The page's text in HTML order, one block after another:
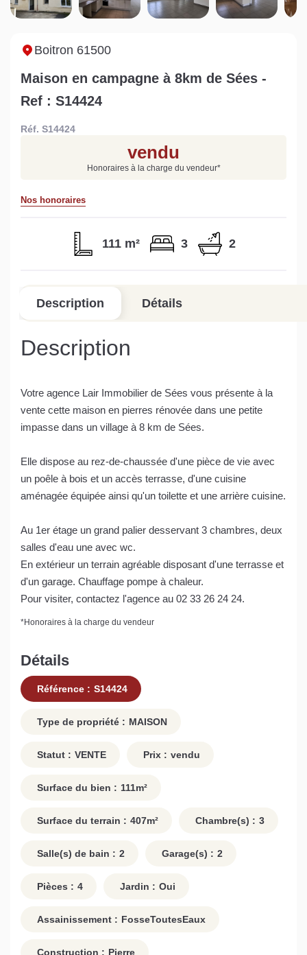
Sarthe pour booster sa
vente
quelles sont les
conséquences ?
Estimez votre bien en ligne.
en quelques clics.
Boitron 61500
Maison en campagne à 8km de Sées -
Ref : S14424
Réf. S14424
vendu
Honoraires à la charge du vendeur*
Nos honoraires
111 m² 3 2
Description Détails
Description
Votre agence Lair Immobilier de Sées vous présente à la
vente cette maison en pierres rénovée dans une petite
impasse dans un village à 8 km de Sées.
Elle dispose au rez-de-chaussée d'une pièce de vie avec
un poêle à bois et un accès terrasse, d'une cuisine
aménagée équipée ainsi qu'un toilette et une arrière cuisine.
Au 1er étage un grand palier desservant 3 chambres, deux
salles d'eau une avec wc.
En extérieur un terrain agréable disposant d'une terrasse et
d'un garage. Chauffage pompe à chaleur.
Pour visiter, contactez l'agence au 02 33 26 24 24.
*Honoraires à la charge du vendeur
Détails
Référence : S14424
Type de propriété : MAISON
Statut : VENTE Prix : vendu
Surface du bien : 111m²
Surface du terrain : 407m² Chambre(s) : 3
Salle(s) de bain : 2 Garage(s) : 2
Pièces : 4 Jardin : Oui
Assainissement : FosseToutesEaux
Construction : Pierre